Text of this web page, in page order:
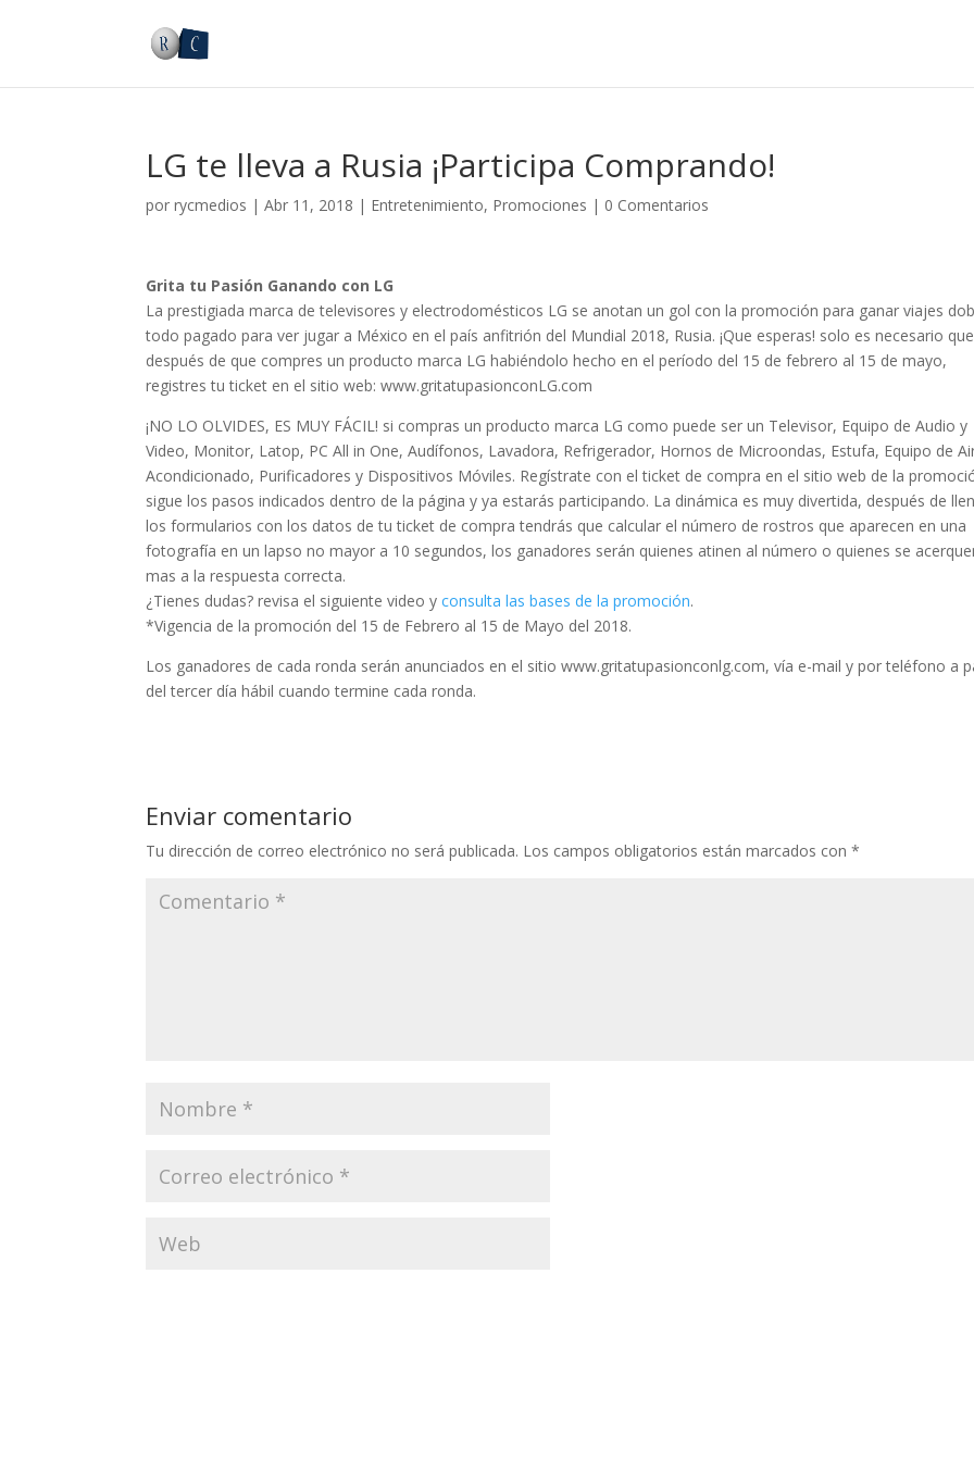
LG te lleva a Rusia ¡Participa Comprando!
porrycmedios |Abr 11, 2018 | Entretenimiento, Promociones | 0 Comentarios
Grita tu Pasión Ganando con LG
La prestigiada marca de televisores y electrodomésticos LG se anotan un gol con la promoción para ganar viajes
todo pagado para ver jugar a México en el país anfitrión del Mundial 2018, Rusia. ¡Que esperas! solo es necesario que
después de que compres un producto marca LG habiéndolo hecho en el período del 15 de febrero al 15 de mayo,
registres tu ticket en el sitio web: www.gritatupasionconLG.com
¡NO LO OLVIDES, ES MUY FÁCIL! si compras un producto marca LG como puede ser un Televisor, Equipo de Audio y
Video, Monitor, Latop, PC All in One, Audífonos, Lavadora, Refrigerador, Hornos de Microondas, Estufa, Equipo de
Acondicionado, Purificadores y Dispositivos Móviles. Regístrate con el ticket de compra en el sitio web de la
sigue los pasos indicados dentro de la página y ya estarás participando. La dinámica es muy divertida, después de
los formularios con los datos de tu ticket de compra tendrás que calcular el número de rostros que aparecen en una
fotografía en un lapso no mayor a 10 segundos, los ganadores serán quienes atinen al número o quienes se
mas a la respuesta correcta.
¿Tienes dudas? revisa el siguiente video yconsulta las bases de la promoción.
*Vigencia de la promoción del 15 de Febrero al 15 de Mayo del 2018.
Los ganadores de cada ronda serán anunciados en el sitio www.gritatupasionconlg.com, vía e-mail y por teléfono a
del tercer día hábil cuando termine cada ronda.
Enviar comentario
Tu dirección de correo electrónico no será publicada. Los campos obligatorios están marcados con*